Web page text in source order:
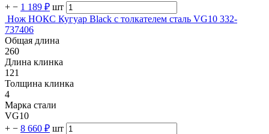
+ − 1 189 ₽ шт
Нож НОКС Кугуар Black с толкателем сталь VG10 332-
737406
Общая длина
260
Длина клинка
121
Толщина клинка
4
Марка стали
VG10
+ − 8 660 ₽ шт